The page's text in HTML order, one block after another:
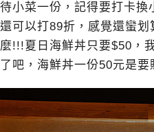
待小菜一份，記得要打卡換
還可以打89折，感覺還蠻
麼!!!夏日海鮮丼只要$50，
了吧，海鮮丼一份50元是